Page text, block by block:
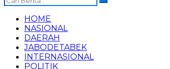
HOME
NASIONAL
DAERAH
JABODETABEK
INTERNASIONAL
POLITIK